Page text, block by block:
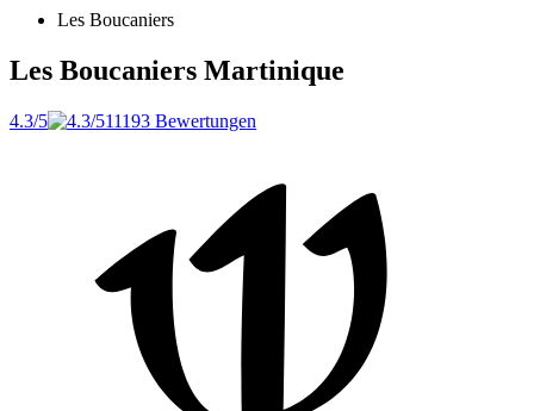
Les Boucaniers
Les Boucaniers Martinique
4.3/5 11193 Bewertungen